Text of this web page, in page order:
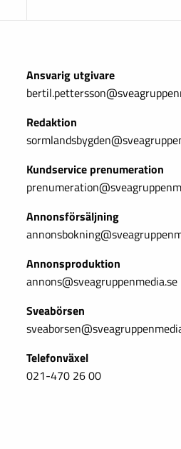
Ansvarig utgivare
Redaktion
Kundservice prenumeration
Annonsförsäljning
Annonsproduktion
annons@sveagruppenmedia.se
Sveabörsen
Telefonväxel
021-470 26 00